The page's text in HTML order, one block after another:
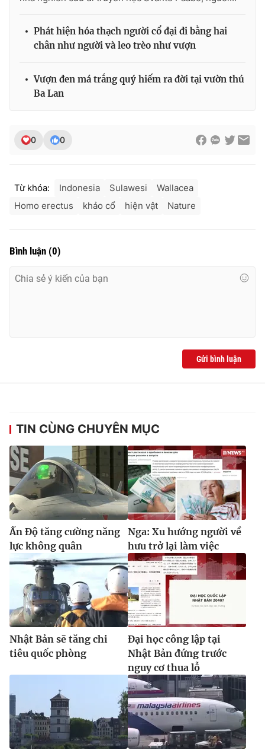
Ðiện thoại Thời báo VTV:
024.66 897 897
Liên hệ quảng cáo:
024-7300.7108
® Cấm sao chép dưới mọi hình thức nếu không có sự chấp
Phát hiện hóa thạch người cổ đại đi bằng hai
chân như người và leo trèo như vượn
Vượn đen má trắng quý hiếm ra đời tại vườn thú
Ba Lan
0 0
Từ khóa: Indonesia Sulawesi
Wallacea
Homo erectus
khảo cổ hiện vật Nature
Bình luận (0)
Gửi bình luận
TIN CÙNG CHUYÊN MỤC
Ấn Độ tăng cường năng
lực không quân
Nga: Xu hướng người về
hưu trở lại làm việc
Nhật Bản sẽ tăng chi
tiêu quốc phòng
Đại học công lập tại
Nhật Bản đứng trước
nguy cơ thua lỗ